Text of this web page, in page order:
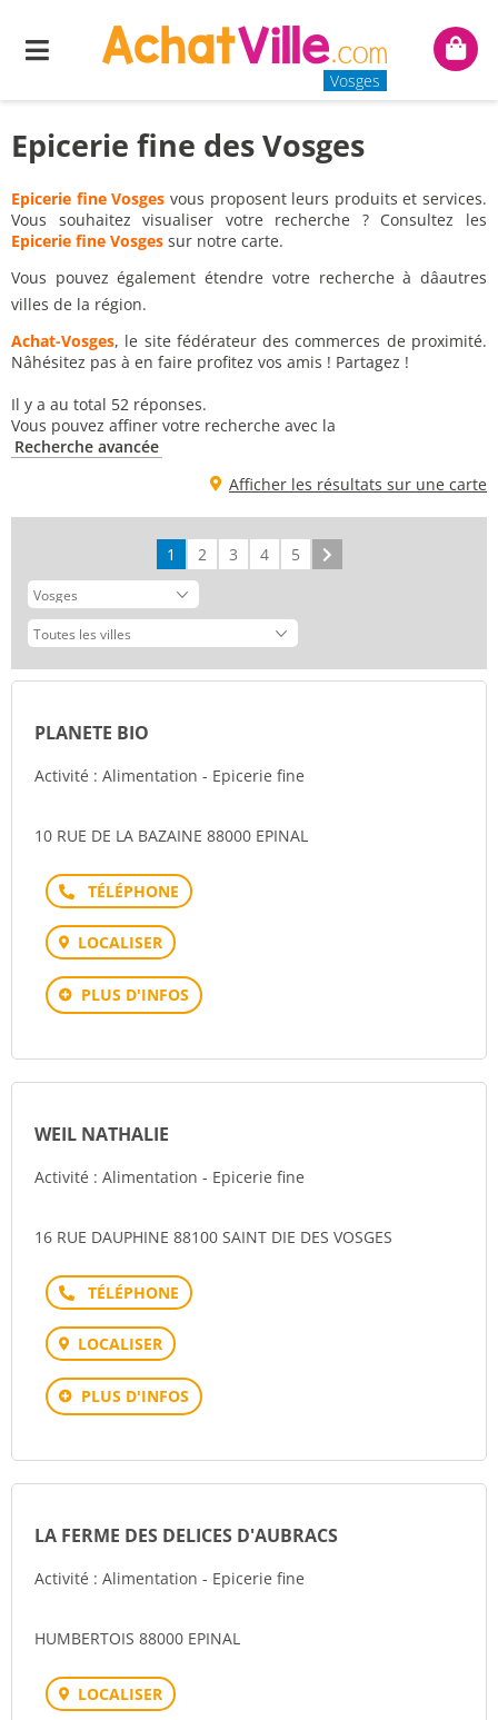
Menu
Vosges
Mon
Epicerie fine des Vosges
Epicerie fine Vosges vous proposent leurs produits et services.
Vous souhaitez visualiser votre recherche ? Consultez les
Epicerie fine Vosges sur notre carte.
Vous pouvez également étendre votre recherche à dâautres
villes de la région.
Achat-Vosges, le site fédérateur des commerces de proximité.
Nâhésitez pas à en faire profitez vos amis ! Partagez !
Il y a au total 52 réponses.
Vous pouvez affiner votre recherche avec la
Recherche avancée
Afficher les résultats sur une carte
1 2 3 4 5
PLANETE BIO
Activité : Alimentation - Epicerie fine
10 RUE DE LA BAZAINE 88000 EPINAL
Téléphone
LOCALISER
PLUS D'INFOS
WEIL NATHALIE
Activité : Alimentation - Epicerie fine
16 RUE DAUPHINE 88100 SAINT DIE DES VOSGES
Téléphone
LOCALISER
PLUS D'INFOS
LA FERME DES DELICES D'AUBRACS
Activité : Alimentation - Epicerie fine
HUMBERTOIS 88000 EPINAL
LOCALISER